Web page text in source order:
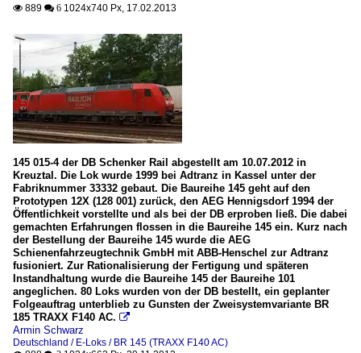
 889  6 1024x740 Px, 17.02.2013
145 015-4 der DB Schenker Rail abgestellt am 10.07.2012 in
Kreuztal. Die Lok wurde 1999 bei Adtranz in Kassel unter der
Fabriknummer 33332 gebaut. Die Baureihe 145 geht auf den
Prototypen 12X (128 001) zurück, den AEG Hennigsdorf 1994 der
Öffentlichkeit vorstellte und als bei der DB erproben ließ. Die dabei
gemachten Erfahrungen flossen in die Baureihe 145 ein. Kurz nach
der Bestellung der Baureihe 145 wurde die AEG
Schienenfahrzeugtechnik GmbH mit ABB-Henschel zur Adtranz
fusioniert. Zur Rationalisierung der Fertigung und späteren
Instandhaltung wurde die Baureihe 145 der Baureihe 101
angeglichen. 80 Loks wurden von der DB bestellt, ein geplanter
Folgeauftrag unterblieb zu Gunsten der Zweisystemvariante BR
185 TRAXX F140 AC. 
Armin Schwarz
Deutschland / E-Loks / BR 145 (TRAXX F140 AC)